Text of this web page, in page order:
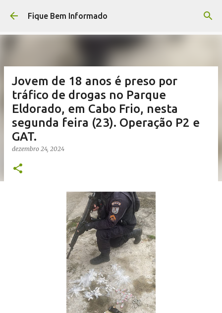
Pular para o conteúdo principal
Fique Bem Informado
Jovem de 18 anos é preso por
tráfico de drogas no Parque
Eldorado, em Cabo Frio, nesta
segunda feira (23). Operação P2 e
GAT.
dezembro 24, 2024